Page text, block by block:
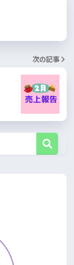
次の記事